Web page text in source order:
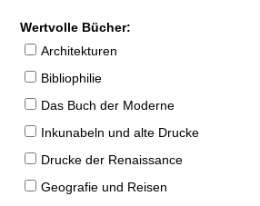
Wertvolle Bücher:
Architekturen
Bibliophilie
Das Buch der Moderne
Inkunabeln und alte Drucke
Drucke der Renaissance
Geografie und Reisen